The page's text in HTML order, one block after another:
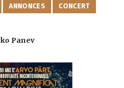
ANNONCES
CONCERT
Panev